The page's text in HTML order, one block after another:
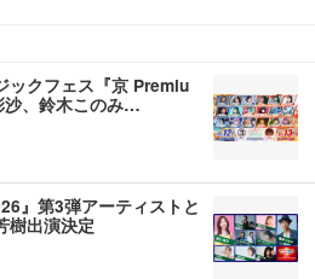
ックフェス『京 Premiu
沙、鈴木このみ…
』第3弾アーティストと
樹出演決定